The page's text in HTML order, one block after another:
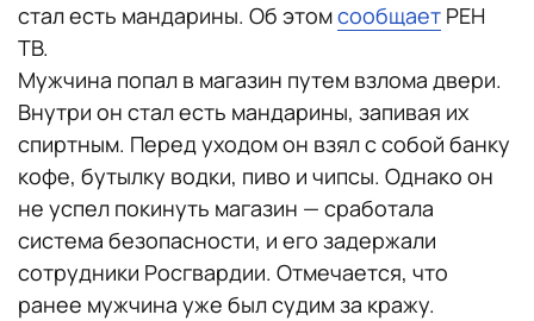
стал есть мандарины. Об этомсообщает РЕН
ТВ.
Мужчина попал в магазин путем взлома двери.
Внутри он стал есть мандарины, запивая их
спиртным. Перед уходом он взял с собой банку
кофе, бутылку водки, пиво и чипсы. Однако он
не успел покинуть магазин — сработала
система безопасности, и его задержали
сотрудники Росгвардии. Отмечается, что
ранее мужчина уже был судим за кражу.